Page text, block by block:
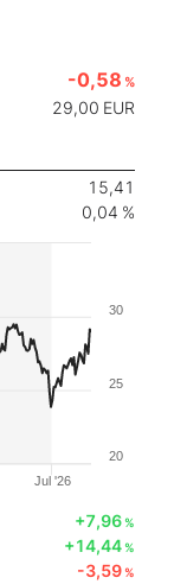
-0,58 %
29,00 EUR
15,41
0,04 %
Jul '26
20
25
30
+7,96%
+14,44%
-3,59%